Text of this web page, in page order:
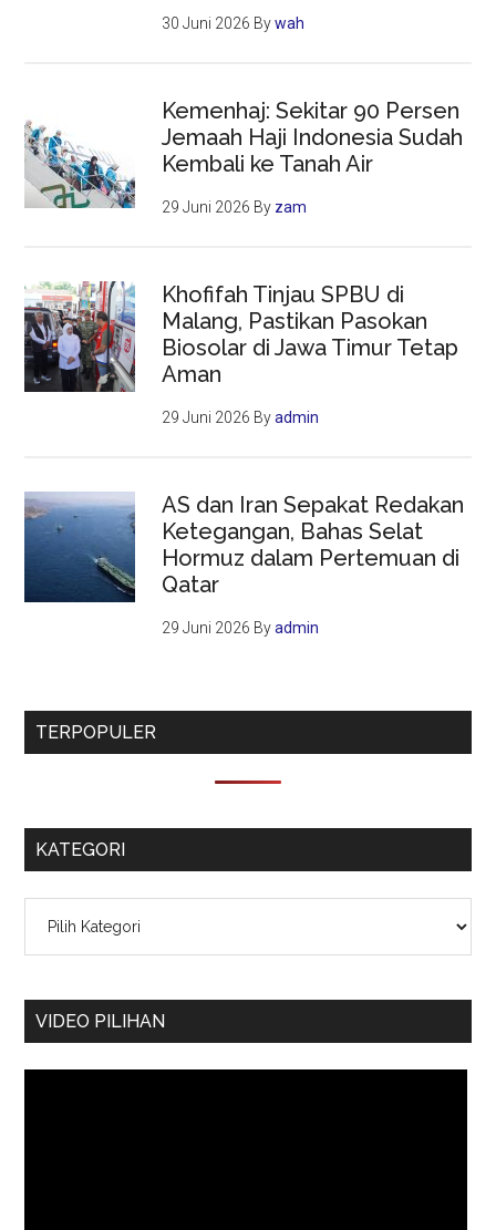
30 Juni 2026 Bywah
Kemenhaj: Sekitar 90 Persen
Jemaah Haji Indonesia Sudah
Kembali ke Tanah Air
29 Juni 2026 By zam
Khofifah Tinjau SPBU di
Malang, Pastikan Pasokan
Biosolar di Jawa Timur Tetap
Aman
29 Juni 2026 Byadmin
AS dan Iran Sepakat Redakan
Ketegangan, Bahas Selat
Hormuz dalam Pertemuan di
Qatar
29 Juni 2026 Byadmin
TERPOPULER
KATEGORI
VIDEO PILIHAN